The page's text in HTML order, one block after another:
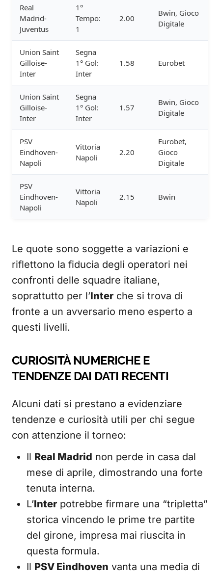
Real
Madrid-
Juventus
1°
Tempo:
1
2.00
Bwin, Gioco
Digitale
Union Saint
Gilloise-
Inter
Segna
1° Gol:
Inter
1.58 Eurobet
Union Saint
Gilloise-
Inter
Segna
1° Gol:
Inter
1.57
Bwin, Gioco
Digitale
PSV
Eindhoven-
Napoli
Vittoria
Napoli
2.20
Eurobet,
Gioco
Digitale
PSV
Eindhoven-
Napoli
Vittoria
Napoli
2.15 Bwin
Le quote sono soggette a variazioni e
riflettono la fiducia degli operatori nei
confronti delle squadre italiane,
soprattutto per l’Inter che si trova di
fronte a un avversario meno esperto a
questi livelli.
CURIOSITÀ NUMERICHE E
TENDENZE DAI DATI RECENTI
Alcuni dati si prestano a evidenziare
tendenze e curiosità utili per chi segue
con attenzione il torneo:
Il Real Madrid non perde in casa dal
mese di aprile, dimostrando una forte
tenuta interna.
L’Inter potrebbe firmare una “tripletta”
storica vincendo le prime tre partite
del girone, impresa mai riuscita in
questa formula.
Il PSV Eindhoven vanta una media di